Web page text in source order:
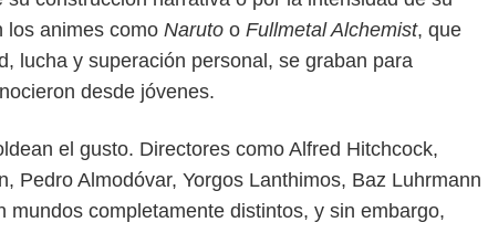
los animes como Naruto o Fullmetal Alchemist, que
lucha y superación personal, se graban para
desde jóvenes.
el gusto. Directores como Alfred Hitchcock,
Pedro Almodóvar, Yorgos Lanthimos, Baz Luhrmann
mundos completamente distintos, y sin embargo,